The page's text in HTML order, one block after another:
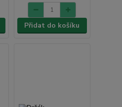
Přidat do košíku